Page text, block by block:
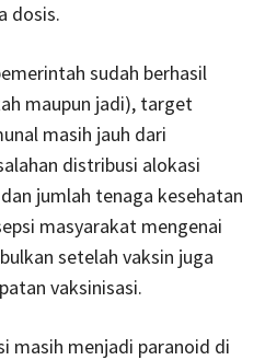
dosis.
sudah berhasil
maupun jadi), target
masih jauh dari
distribusi alokasi
jumlah tenaga kesehatan
masyarakat mengenai
setelah vaksin juga
vaksinisasi.
masih menjadi paranoid di